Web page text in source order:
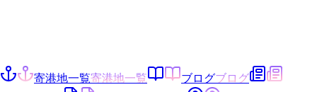
寄港地一覧寄港地一覧 ブログブログ